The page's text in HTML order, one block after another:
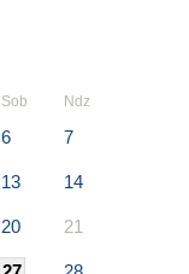
Sob Ndz
6 7
13 14
20 21